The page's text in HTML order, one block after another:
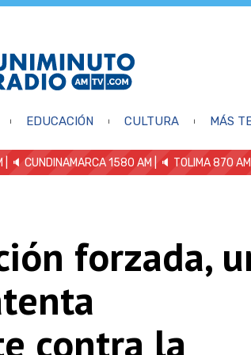
EDUCACIÓN CULTURA MÁS
| 🔈 CUNDINAMARCA 1580 AM | 🔈 TOLIMA 870 AM
forzada,
contra la